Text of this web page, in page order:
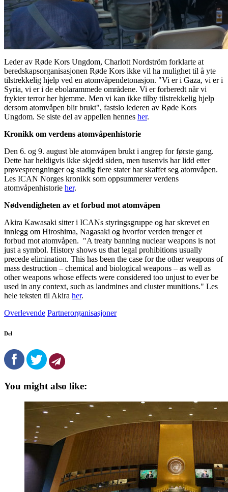
Leder av Røde Kors Ungdom, Charlott Nordström forklarte at
beredskapsorganisasjonen Røde Kors ikke vil ha mulighet til å yte
tilstrekkelig hjelp ved en atomvåpendetonasjon. "Vi er i Gaza, vi er i
Syria, vi er i de ebolarammede områdene. Vi er forberedt når vi
frykter terror her hjemme. Men vi kan ikke tilby tilstrekkelig hjelp
dersom atomvåpen blir brukt", fastslo lederen av Røde Kors
Ungdom. Se siste del av appellen hennes her.
Kronikk om verdens atomvåpenhistorie
Den 6. og 9. august ble atomvåpen brukt i angrep for første gang.
Dette har heldigvis ikke skjedd siden, men tusenvis har lidd etter
prøvesprengninger og stadig flere stater har skaffet seg atomvåpen.
Les ICAN Norges kronikk som oppsummerer verdens
atomvåpenhistorie her.
Nødvendigheten av et forbud mot atomvåpen
Akira Kawasaki sitter i ICANs styringsgruppe og har skrevet en
innlegg om Hiroshima, Nagasaki og hvorfor verden trenger et
forbud mot atomvåpen. "A treaty banning nuclear weapons is not
just a symbol. History shows us that legal prohibitions usually
precede elimination. This has been the case for the other weapons of
mass destruction – chemical and biological weapons – as well as
other weapons whose effects were considered too unjust to ever be
used in any context, such as landmines and cluster munitions." Les
hele teksten til Akira her.
Overlevende Partnerorganisasjoner
Del
You might also like: